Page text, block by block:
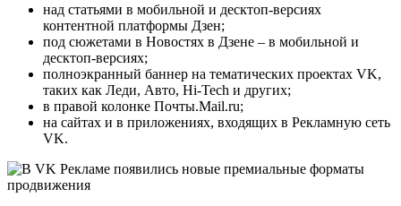
над статьями в мобильной и десктоп-версиях
контентной платформы Дзен;
под сюжетами в Новостях в Дзене – в мобильной и
десктоп-версиях;
полноэкранный баннер на тематических проектах VK,
таких как Леди, Авто, Hi-Tech и других;
в правой колонке Почты.Mail.ru;
на сайтах и в приложениях, входящих в Рекламную сеть
VK.